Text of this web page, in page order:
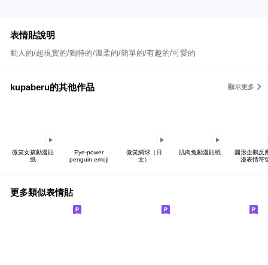
表情貼說明
動人的/超現實的/獨特的/溫柔的/簡單的/有趣的/可愛的
kupaberu的其他作品 顯示更多
微笑女孩動漫貼
紙
Eye-power
penguin emoji
微笑網球（日
文）
肌肉兔動漫貼紙
圓形企鵝反
漫表情符
更多類似表情貼